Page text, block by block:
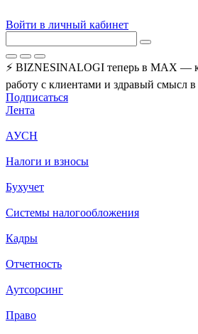
Войти в личный кабинет
⚡ BIZNESINALOGI теперь в MAX —
работу с клиентами и здравый смысл в
Подписаться
Лента
АУСН
Налоги и взносы
Бухучет
Системы налогообложения
Кадры
Отчетность
Аутсорсинг
Право